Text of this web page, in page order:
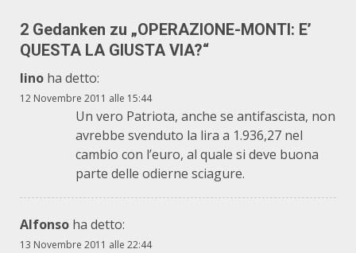
2 Gedanken zu „OPERAZIONE-MONTI: E’
QUESTA LA GIUSTA VIA?“
lino ha detto:
12 Novembre 2011 alle 15:44
Un vero Patriota, anche se antifascista, non
avrebbe svenduto la lira a 1.936,27 nel
cambio con l’euro, al quale si deve buona
parte delle odierne sciagure.
Alfonso ha detto:
13 Novembre 2011 alle 22:44